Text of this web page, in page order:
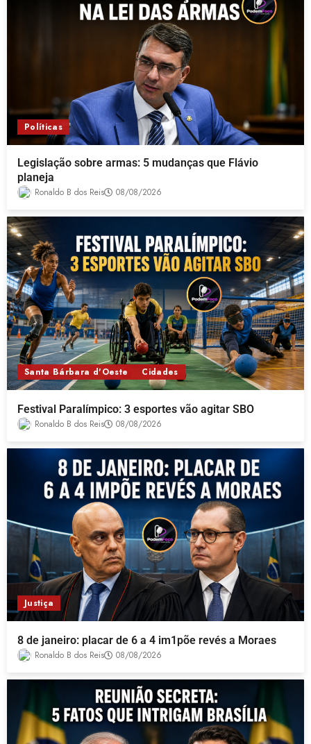
Políticas
Legislação sobre armas: 5 mudanças que Flávio
planeja
Ronaldo B dos Reis 08/08/2026
Santa Bárbara d'Oeste Cidades
Festival Paralímpico: 3 esportes vão agitar SBO
Ronaldo B dos Reis 08/08/2026
Justiça
8 de janeiro: placar de 6 a 4 im1põe revés a Moraes
Ronaldo B dos Reis 08/08/2026